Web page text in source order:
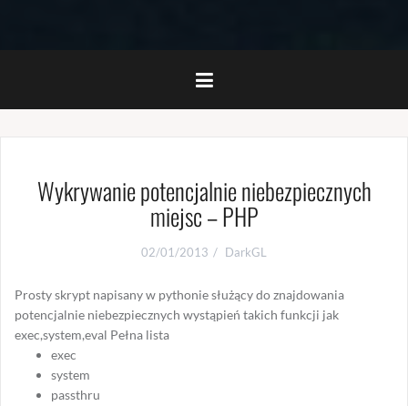
Wykrywanie potencjalnie niebezpiecznych
miejsc – PHP
02/01/2013 DarkGL
Prosty skrypt napisany w pythonie służący do znajdowania
potencjalnie niebezpiecznych wystąpień takich funkcji jak
exec,system,eval Pełna lista
exec
system
passthru